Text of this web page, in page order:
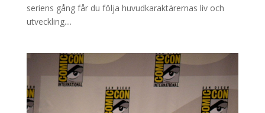
seriens gång får du följa huvudkaraktärernas liv och
utveckling....